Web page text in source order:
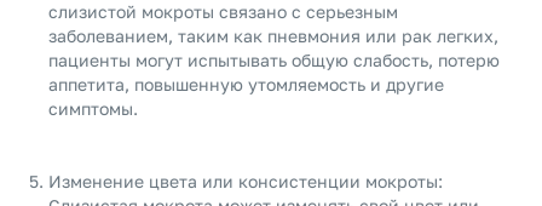
слизистой мокроты связано с серьезным
заболеванием, таким как пневмония или рак легких,
пациенты могут испытывать общую слабость, потерю
аппетита, повышенную утомляемость и другие
симптомы.
Изменение цвета или консистенции мокроты: